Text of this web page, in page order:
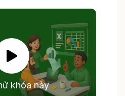
khóa này